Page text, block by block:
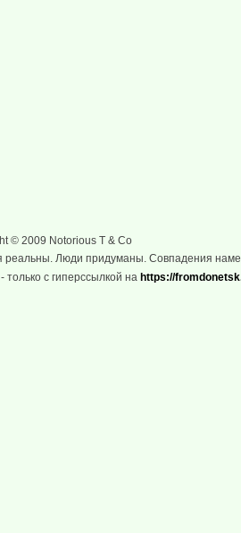
© 2009 Notorious T & Co
реальны. Люди придуманы. Совпадения
только с гиперссылкой на https://